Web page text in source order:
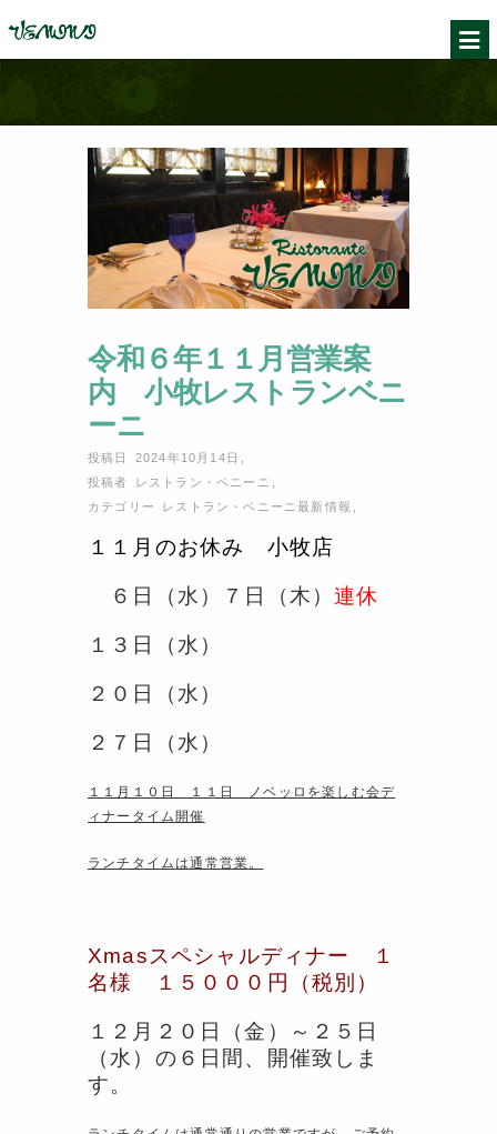
令和６年１１月営業案
内 小牧レストランベニ
ーニ
投稿日 2024年10月14日
投稿者 レストラン・ベニーニ
カテゴリー レストラン・ベニーニ最新情報
１１月のお休み 小牧店
６日（水）７日（木）連休
１３日（水）
２０日（水）
２７ 日（水）
１１月１０日 １１日 ノベッロを楽しむ会デ
ィナータイム開催
ランチタイムは通常営業。
Xmasスペシャルディナー １
名様 １５０００円（税別）
１２月２０日（金）～２５日
（水）の６日間、開催致しま
す。